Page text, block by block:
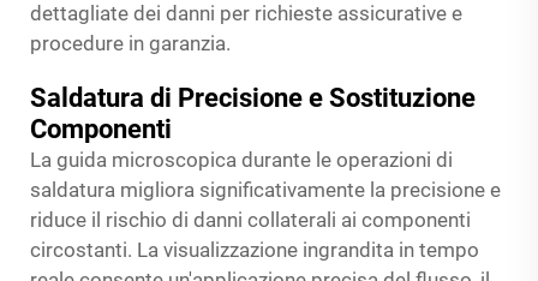
dettagliate dei danni per richieste assicurative e
procedure in garanzia.
Saldatura di Precisione e Sostituzione
Componenti
La guida microscopica durante le operazioni di
saldatura migliora significativamente la precisione e
riduce il rischio di danni collaterali ai componenti
circostanti. La visualizzazione ingrandita in tempo